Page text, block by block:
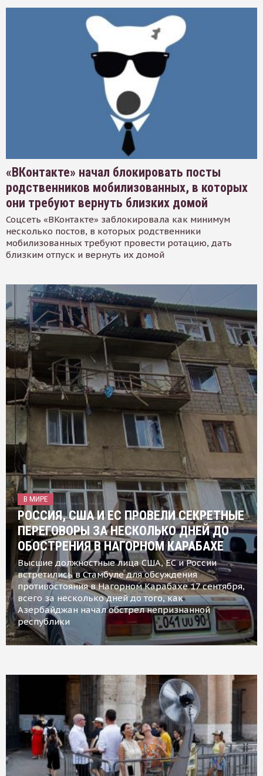
«ВКонтакте» начал блокировать посты
родственников мобилизованных, в которых
они требуют вернуть близких домой
Соцсеть «ВКонтакте» заблокировала как минимум
несколько постов, в которых родственники
мобилизованных требуют провести ротацию, дать
близким отпуск и вернуть их домой
В МИРЕ
РОССИЯ, США И ЕС ПРОВЕЛИ СЕКРЕТНЫЕ
ПЕРЕГОВОРЫ ЗА НЕСКОЛЬКО ДНЕЙ ДО
ОБОСТРЕНИЯ В НАГОРНОМ КАРАБАХЕ
Высшие должностные лица США, ЕС и России
встретились в Стамбуле для обсуждения
противостояния в Нагорном Карабахе 17 сентября,
всего за несколько дней до того, как
Азербайджан начал обстрел непризнанной
республики